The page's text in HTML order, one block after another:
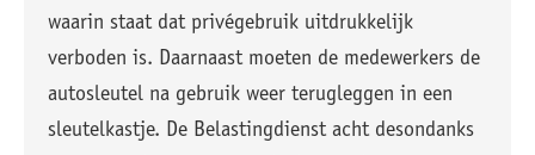
waarin staat dat privégebruik uitdrukkelijk
verboden is. Daarnaast moeten de medewerkers de
autosleutel na gebruik weer terugleggen in een
sleutelkastje. De Belastingdienst acht desondanks